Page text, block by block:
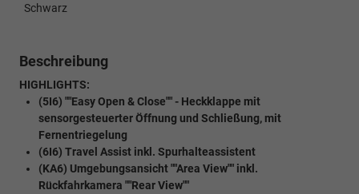
Schwarz
Beschreibung
HIGHLIGHTS:
(5I6) ""Easy Open & Close"" - Heckklappe mit
sensorgesteuerter Öffnung und Schließung, mit
Fernentriegelung
(6I6) Travel Assist inkl. Spurhalteassistent
(KA6) Umgebungsansicht ""Area View"" inkl.
Rückfahrkamera ""Rear View""